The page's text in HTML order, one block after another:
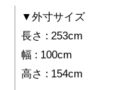
▼外寸サイズ
長さ : 253cm
幅 : 100cm
高さ : 154cm